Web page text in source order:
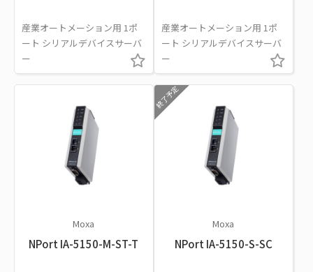
産業オートメーション用 1ポ
ート シリアルデバイスサーバ
ー
産業オートメーション用 1ポ
ート シリアルデバイスサーバ
ー
Moxa
NPort IA-5150-M-ST-T
終了予定
Moxa
NPort IA-5150-S-SC